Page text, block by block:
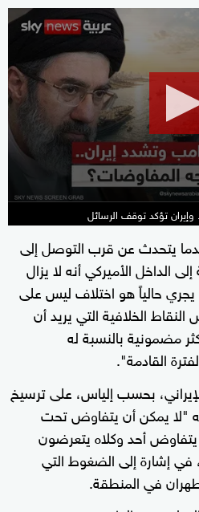
0
seconds
9
minutes,
seconds
تؤكد توقف الرسائل
يتحدث عن قرب التوصل إلى
الداخل الأميركي أنه لا يزال
حالياً هو اختلاف ليس على
الخلافية التي يريد أن
مضمونية بالنسبة له
القادمة".
بحسب إلياس، على ترسيخ
"لا يمكن أن يتفاوض تحت
أحد وكلاه يتعرضون
إشارة إلى الضغوط التي
في المنطقة.